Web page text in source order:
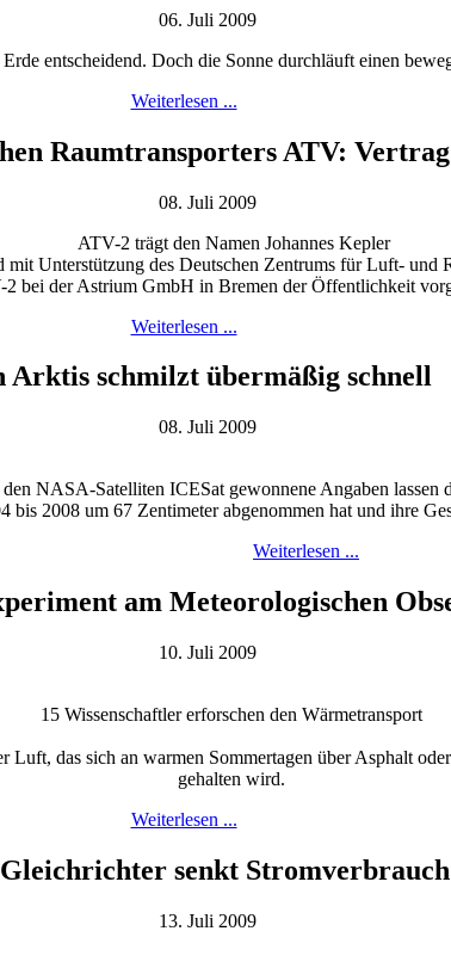
06. Juli 2009
entscheidend. Doch die Sonne durchläuft einen
Weiterlesen ...
Raumtransporters ATV:
08. Juli 2009
ATV-2 trägt den Namen Johannes Kepler
Unterstützung des Deutschen Zentrums für Luft-
2 bei der Astrium GmbH in Bremen der Öffentlichkeit
Weiterlesen ...
Arktis schmilzt übermäßig schnell
08. Juli 2009
NASA-Satelliten ICESat gewonnene Angaben lassen
bis 2008 um 67 Zentimeter abgenommen hat und ihre
Weiterlesen ...
am Meteorologischen
10. Juli 2009
15 Wissenschaftler erforschen den Wärmetransport
das sich an warmen Sommertagen über Asphalt
gehalten wird.
Weiterlesen ...
senkt Stromverbrauch
13. Juli 2009